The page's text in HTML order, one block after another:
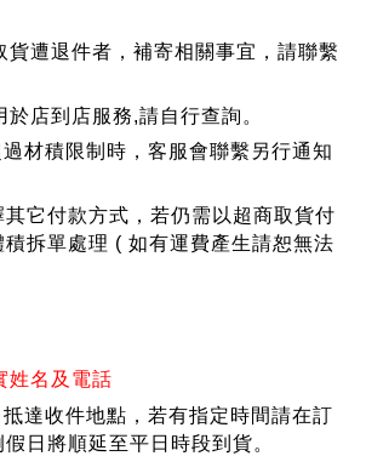
貨遭退件者，補寄相關事宜，請聯繫
店到店服務,請自行查詢。
材積限制時，客服會聯繫另行通知
它付款方式，若仍需以超商取貨付
拆單處理 ( 如有運費產生請恕無法
姓名及電話
達收件地點，若有指定時間請在訂
日將順延至平日時段到貨。